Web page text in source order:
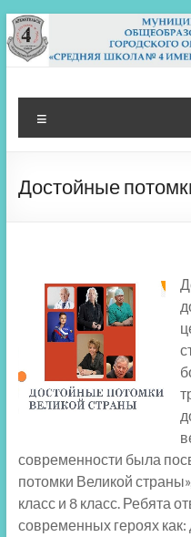
Перейти
к
содержимому
МБОУ СШ
Архангельск
Достойные
современности была
потомки Великой
класс и 8 класс. Ребята
современных героях как: